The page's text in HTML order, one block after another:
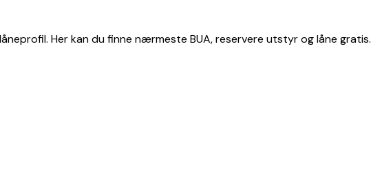
Her kan du finne nærmeste BUA, reservere utstyr og låne gratis.